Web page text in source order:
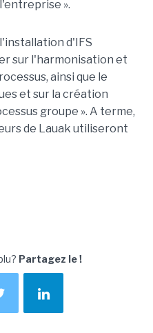
».
d'IFS
sur l'harmonisation et
ainsi que le
et sur la création
groupe ». A terme,
de Lauak utiliseront
Partagez le !